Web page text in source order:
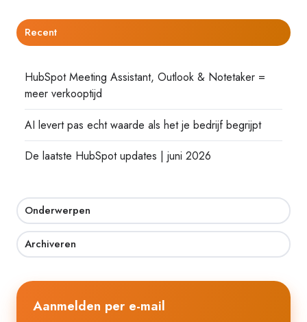
Recent
HubSpot Meeting Assistant, Outlook & Notetaker =
meer verkooptijd
AI levert pas echt waarde als het je bedrijf begrijpt
De laatste HubSpot updates | juni 2026
Onderwerpen
Archiveren
Aanmelden per e-mail